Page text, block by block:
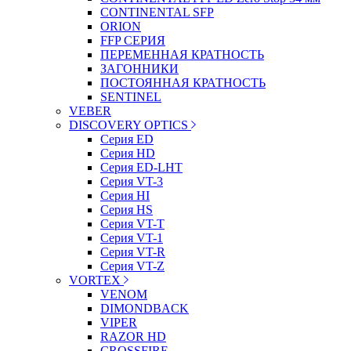
CONTINENTAL SFP
ORION
FFP СЕРИЯ
ПЕРЕМЕННАЯ КРАТНОСТЬ
ЗАГОННИКИ
ПОСТОЯННАЯ КРАТНОСТЬ
SENTINEL
VEBER
DISCOVERY OPTICS
Серия ED
Серия HD
Серия ED-LHT
Серия VT-3
Серия HI
Серия HS
Серия VT-T
Серия VT-1
Серия VT-R
Серия VT-Z
VORTEX
VENOM
DIMONDBACK
VIPER
RAZOR HD